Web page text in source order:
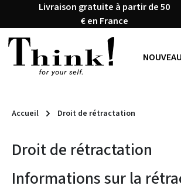
au contenu principal
Passer à la recherche
Passer à la navigation principale
Livraison gratuite à partir de 50
€ en France
NOUVEAU
Accueil Droit de rétractation
Droit de rétractation
Informations sur la